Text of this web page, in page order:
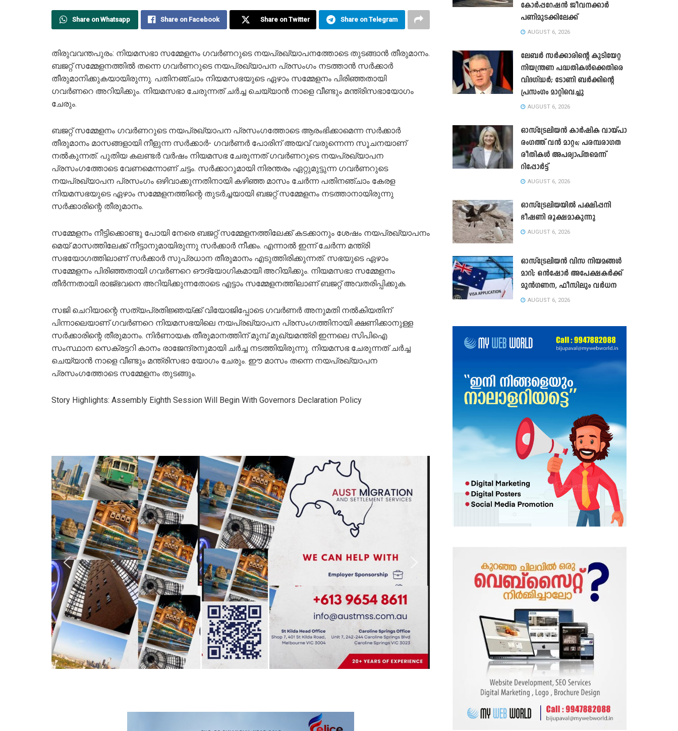
Share on Whatsapp Share on Facebook Share on Twitter Share on Telegram
തിരുവവന്തപുരം: നിയമസഭാ സമ്മേളനം ഗവര്‍ണറുടെ നയപ്രഖ്യാപനത്തോടെ തുടങ്ങാന്‍ തീരുമാനം.
ബജറ്റ് സമ്മേളനത്തില്‍ തന്നെ ഗവര്‍ണറുടെ നയപ്രഖ്യാപന പ്രസംഗം നടത്താന്‍ സര്‍ക്കാര്‍
തീരുമാനിക്കുകയായിരുന്നു. പതിനഞ്ചാം നിയമസഭയുടെ ഏഴാം സമ്മേളനം പിരിഞ്ഞതായി
ഗവര്‍ണറെ അറിയിക്കും. നിയമസഭാ ചേരുന്നത് ചര്‍ച്ച ചെയ്യാന്‍ നാളെ വീണ്ടും മന്ത്രിസഭായോഗം
ചേരും.
ബജറ്റ് സമ്മേളനം ഗവര്‍ണറുടെ നയപ്രഖ്യാപന പ്രസംഗത്തോടെ ആരംഭിക്കാമെന്ന സര്‍ക്കാര്‍
തീരുമാനം മാസങ്ങളായി നീളുന്ന സര്‍ക്കാര്‍- ഗവര്‍ണര്‍ പോരിന് അയവ് വരുന്നെന്ന സൂചനയാണ്
നല്‍കുന്നത്. പുതിയ കലണ്ടര്‍ വര്‍ഷം നിയമസഭ ചേരുന്നത് ഗവര്‍ണറുടെ നയപ്രഖ്യാപന
പ്രസംഗത്തോടെ വേണമെന്നാണ് ചട്ടം. സര്‍ക്കാറുമായി നിരന്തരം ഏറ്റുമുട്ടുന്ന ഗവര്‍ണറുടെ
നയപ്രഖ്യാപന പ്രസംഗം ഒഴിവാക്കുന്നതിനായി കഴിഞ്ഞ മാസം ചേര്‍ന്ന പതിനഞ്ചാം കേരള
നിയമസഭയുടെ ഏഴാം സമ്മേളനത്തിന്റെ തുടര്‍ച്ചയായി ബജറ്റ് സമ്മേളനം നടത്താനായിരുന്നു
സര്‍ക്കാരിന്റെ തീരുമാനം.
സമ്മേളനം നീട്ടിക്കൊണ്ടു പോയി നേരെ ബജറ്റ് സമ്മേളനത്തിലേക്ക് കടക്കാനും ശേഷം നയപ്രഖ്യാപനം
മെയ് മാസത്തിലേക്ക് നീട്ടാനുമായിരുന്നു സര്‍ക്കാര്‍ നീക്കം. എന്നാല്‍ ഇന്ന് ചേര്‍ന്ന മന്ത്രി
സഭയോഗത്തിലാണ് സര്‍ക്കാര്‍ സുപ്രധാന തീരുമാനം എടുത്തിരിക്കുന്നത്. സഭയുടെ ഏഴാം
സമ്മേളനം പിരിഞ്ഞതായി ഗവര്‍ണറെ ഔദ്യോഗികമായി അറിയിക്കും. നിയമസഭാ സമ്മേളനം
തീര്‍ന്നതായി രാജ്ഭവനെ അറിയിക്കുന്നതോടെ എട്ടാം സമ്മേളനത്തിലാണ് ബജറ്റ് അവതരിപ്പിക്കുക.
സജി ചെറിയാന്റെ സത്യപ്രതിജ്ഞയ്ക്ക് വിയോജിപ്പോടെ ഗവര്‍ണര്‍ അനുമതി നല്‍കിയതിന്
പിന്നാലെയാണ് ഗവര്‍ണറെ നിയമസഭയിലെ നയപ്രഖ്യാപന പ്രസംഗത്തിനായി ക്ഷണിക്കാനുള്ള
സര്‍ക്കാരിന്റെ തീരുമാനം. നിര്‍ണായക തീരുമാനത്തിന് മുമ്പ് മുഖ്യമന്ത്രി ഇന്നലെ സിപിഐ
സംസ്ഥാന സെക്രട്ടറി കാനം രാജേന്ദ്രനുമായി ചര്‍ച്ച നടത്തിയിരുന്നു. നിയമസഭ ചേരുന്നത് ചര്‍ച്ച
ചെയ്യാന്‍ നാളെ വീണ്ടും മന്ത്രിസഭാ യോഗം ചേരും. ഈ മാസം തന്നെ നയപ്രഖ്യാപന
പ്രസംഗത്തോടെ സമ്മേളനം തുടങ്ങും.
Story Highlights: Assembly Eighth Session Will Begin With Governors Declaration Policy
കോർപ്പറേഷൻ ജീവനക്കാർ
പണിമുടക്കിലേക്ക്
AUGUST 6, 2026
ലേബർ സർക്കാരിന്റെ കുടിയേറ്റ
നിയന്ത്രണ പദ്ധതികൾക്കെതിരെ
വിദഗ്ദ്ധർ; ടോണി ബർക്കിന്റെ
പ്രസംഗം മാറ്റിവെച്ചു
AUGUST 6, 2026
ഓസ്‌ട്രേലിയൻ കാർഷിക വായ്പാ
രംഗത്ത് വൻ മാറ്റം; പരമ്പരാഗത
രീതികൾ അപര്യാപ്തമെന്ന്
റിപ്പോർട്ട്
AUGUST 6, 2026
ഓസ്ട്രേലിയയിൽ പക്ഷിപ്പനി
ഭീഷണി രൂക്ഷമാകുന്നു
AUGUST 6, 2026
ഓസ്‌ട്രേലിയൻ വിസ നിയമങ്ങൾ
മാറി; ഒൻഷോർ അപേക്ഷകർക്ക്
മുൻഗണന, ഫീസിലും വർധന
AUGUST 6, 2026